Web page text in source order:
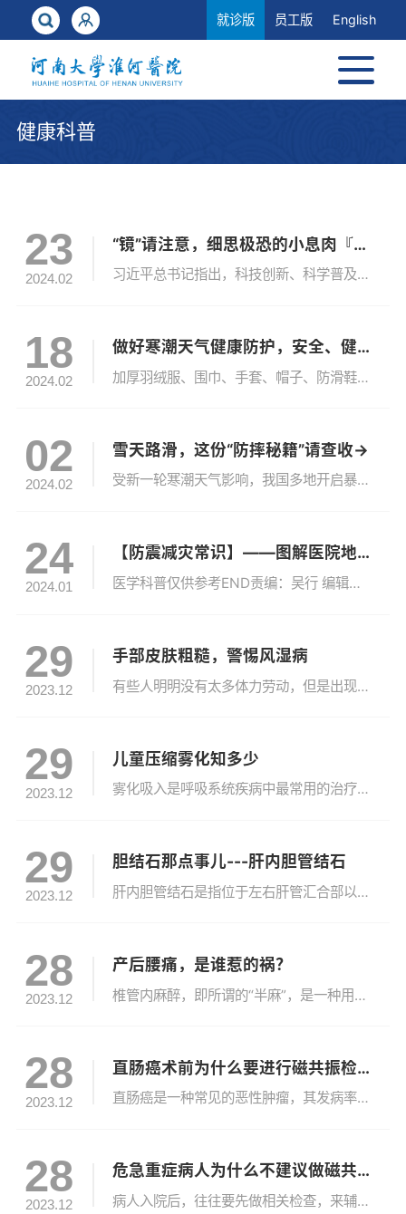
就诊版 员工版 English
健康科普
23
2024.02
“镜”请注意，细思极恐的小息肉『研之有理』
习近平总书记指出，科技创新、科学普及是实现创新发展的两翼，要把科学普及放在与科技创新同等重要的位置。作为高校附属医院，医学人才培养的高地、医学领域的排头兵，在研究前沿、高精尖技术的同时，更要承担起推动健康中国建设的时代担当。为弘扬科学精神、传播科学思想、创新展示医学科普知识，特推出『医生说』衍生栏目『研之有理』，以挖掘和培养具有一定科普传播能力的研究生为宗旨，搭建医学研究生学习交流、展示和讲解...
18
2024.02
做好寒潮天气健康防护，安全、健康出行！
加厚羽绒服、围巾、手套、帽子、防滑鞋……这是我今天的出行装备！温度满满，安全感满满！健健康康今天大降温可真是太冷啦！短时间剧烈降温，让我瑟瑟发抖，我应该向你学习，多穿点、加强个人健康防护，做到健康出行。健康出行，也是践行健康生活方式的重要体现哦！健健掌握健康防护指南 健康出行近期，国内大范围雨雪寒潮模式“上线”，为指导公众科学应对寒潮，提升自我防护意识，降低寒潮天气可能造成的健康损害，国家疾控...
02
2024.02
雪天路滑，这份“防摔秘籍”请查收→
受新一轮寒潮天气影响，我国多地开启暴雪模式。雪天路滑，路面直接变成“滑冰场”。天寒路滑防摔倒，记住这些要点↓↓↓↓↓↓↓↓↓时刻保持警惕下雪天，户外有很多地方都比较湿滑，容易滑倒，因此在这样的环境中应该时刻保持警惕心。尤其是很多路面虽然没有积雪，但是结了薄薄的一层冰。这种情况是最容易被忽视，也是最容易引起滑倒的。穿保暖衣和防滑鞋雪天出行，要戴手套，穿保暖的衣服；裤子不可过长，以免踩到裤脚发生跌...
24
2024.01
【防震减灾常识】——图解医院地震紧急处置
医学科普仅供参考END责编：吴行 编辑：朱萌萌 白卓蕊校对：陈聪朱桓均 孙瑜杰声明：河南大学淮河医院官方微信刊载此文、使用相关图片视频等素材，是出于扩散传播更多信息之目的。若有来源标注错误、不明确或侵犯了您的合法权益，请及时与我们联系，我们将及时更正、删除或依法处理。
29
2023.12
手部皮肤粗糙，警惕风湿病
有些人明明没有太多体力劳动，但是出现手部皮肤粗糙、过度角化、皴裂等表现，就是“技工手”，可能不是特别在意，以为是劳动所致，如果再出现乏力，咳嗽，关节疼痛，甚至发热，那么需要尽快到风湿科就诊。这里提到的“技工手”是炎性肌病皮肤受累的常见表现，主要表现为手指桡侧及掌面的皮肤高度角化、粗糙、皲裂并伴有色素沉着，酷似机械工人的手。因为“技工手”与手工劳动者的手部改变类似，故名“技工手”，此外，还可出现...
29
2023.12
儿童压缩雾化知多少
雾化吸入是呼吸系统疾病中最常用的治疗方法。如何正确进行雾化吸入？我们来聊一聊雾化吸入那些事……一、什么是雾化吸入疗法？雾化吸入治疗是利用空气的高速气流将药物吸入雾化器并变成悬浮于气体中的微小颗粒，通过呼吸进入呼吸道及肺部达到治疗呼吸道疾病的目的。二、雾化吸入的作用及优点(1) 湿化呼吸道，稀释痰液，帮助祛痰，改善通气功能。(2) 预防和控制呼吸道感染，以消除炎症，减轻呼吸道黏膜水肿，保持呼吸道...
29
2023.12
胆结石那点事儿---肝内胆管结石
肝内胆管结石是指位于左右肝管汇合部以上的结石，又称肝胆管结石，是我国常见而难治的胆道疾病。其病因复杂，主要与胆道感染、胆道寄生虫（蛔虫、华支睾吸虫）、胆汁淤滞、胆管解剖变异、营养不良等有关。肝内胆管结石大多数为含有细菌的棕色胆色素结石，还容易进入胆总管，成为继发的肝外胆管结石。肝内胆管结石可以分布在肝内胆管的任何一个分支或广泛地存在于整个肝内胆管系统内，其分布虽无一定规律，但往往有三种类型或者...
28
2023.12
产后腰痛，是谁惹的祸？
椎管内麻醉，即所谓的“半麻”，是一种用于手术和疼痛管理的常见麻醉方法。是将局部麻醉药注射于脊柱的特定部位，麻醉脊髓神经所支配的相应区域，从而为手术提供较好的镇痛效果。目前这种麻醉方法最常用于产科的剖宫产手术麻醉和分娩镇痛中。随着无痛分娩的普及，越来越多的准妈妈们选择无痛分娩来减轻分娩疼痛，虽然分娩的过程不痛了，可产后腰痛同样为她们带来了很大的困扰。那么麻醉医生做为主要参与者之一，是否是产后腰痛...
28
2023.12
直肠癌术前为什么要进行磁共振检查？
直肠癌是一种常见的恶性肿瘤，其发病率逐年增加。在直肠癌的治疗过程中，术前的磁共振成像（MRI）检查是非常重要的一步。那么，为什么直肠癌术前要查磁共振呢？本文将为大家详细介绍。首先，让我们了解一下直肠癌的病理特点。直肠癌是一种来源于直肠黏膜或黏膜下层组织的恶性肿瘤，其病理特点是生长迅速，易侵犯邻近组织和器官，同时也容易发生淋巴结和远处器官的转移。因此，对于直肠癌的治疗，早期的诊断和准确的病灶定位...
28
2023.12
危急重症病人为什么不建议做磁共振？
病人入院后，往往要先做相关检查，来辅助医生准确诊断，进而对症治疗。磁共振是近年来较为常见的、先进的检查手段，它能够更加精准的检查出疾病，得到准确的、可靠的影像诊断结果，以便于临床医生对症治疗。但是，一些急诊危重病人医生并不建议做磁共振，这是为什么呢？首先我们了解一下什么是磁共振成像(MRI)，MRI是指将人体放入特定磁场，使人体内的氢原子核随磁场运动发生共振，产生的信号经计算机处理进行成像的一...